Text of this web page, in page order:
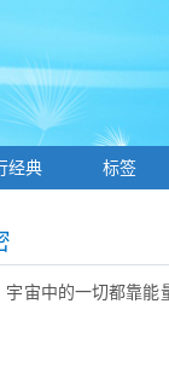
经典 标签
宙中的一切都靠